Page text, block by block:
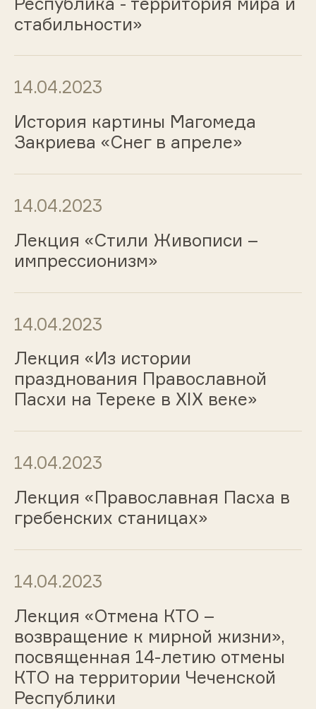
стабильности»
14.04.2023
История картины Магомеда
Закриева «Снег в апреле»
14.04.2023
Лекция «Стили Живописи –
импрессионизм»
14.04.2023
Лекция «Из истории
празднования Православной
Пасхи на Тереке в XIX веке»
14.04.2023
Лекция «Православная Пасха в
гребенских станицах»
14.04.2023
Лекция «Отмена КТО –
возвращение к мирной жизни»,
посвященная 14-летию отмены
КТО на территории Чеченской
Республики